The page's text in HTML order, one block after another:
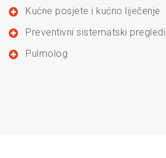
Kućne posjete i kućno liječenje
Preventivni sistematski pregledi
Pulmolog